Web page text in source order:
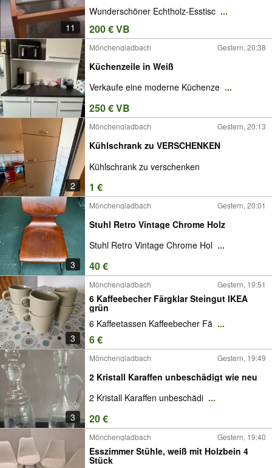
11
Wunderschöner Echtholz-Esstisc ...
200 € VB
Mönchengladbach Gestern, 20:38
Küchenzeile in Weiß
Verkaufe eine moderne Küchenze ...
250 € VB
2
Mönchengladbach Gestern, 20:13
Kühlschrank zu VERSCHENKEN
Kühlschrank zu verschenken
1 €
3
Mönchengladbach Gestern, 20:01
Stuhl Retro Vintage Chrome Holz
Stuhl Retro Vintage Chrome Hol ...
40 €
3
Mönchengladbach Gestern, 19:51
6 Kaffeebecher Färgklar Steingut IKEA
grün
6 Kaffeetassen Kaffeebecher Fä ...
6 €
3
Mönchengladbach Gestern, 19:49
2 Kristall Karaffen unbeschädigt wie neu
2 Kristall Karaffen unbeschädi ...
20 €
Mönchengladbach Gestern, 19:40
Esszimmer Stühle, weiß mit Holzbein 4
Stück